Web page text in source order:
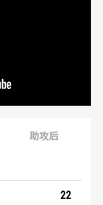
助攻后
22